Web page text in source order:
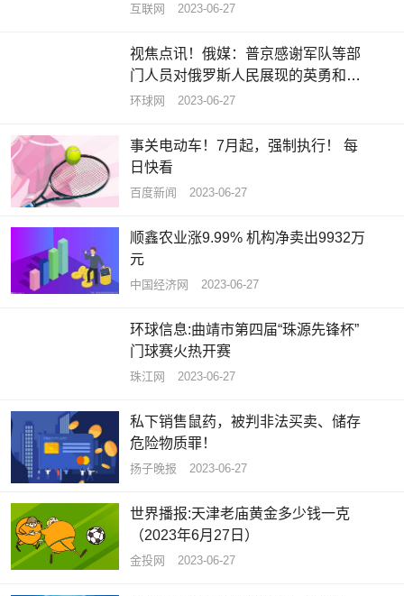
互联网 2023-06-27
视焦点讯！俄媒：普京感谢军队等部
门人员对俄罗斯人民展现的英勇和忠
诚
环球网 2023-06-27
事关电动车！7月起，强制执行！ 每
日快看
百度新闻 2023-06-27
顺鑫农业涨9.99% 机构净卖出9932万
元
中国经济网 2023-06-27
环球信息:曲靖市第四届“珠源先锋杯”
门球赛火热开赛
珠江网 2023-06-27
私下销售鼠药，被判非法买卖、储存
危险物质罪！
扬子晚报 2023-06-27
世界播报:天津老庙黄金多少钱一克
（2023年6月27日）
金投网 2023-06-27